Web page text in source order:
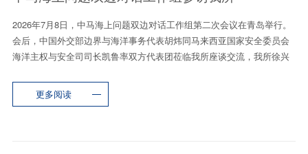
2026年7月8日，中马海上问题双边对话工作组第二次会议在青岛举行。
会后，中国外交部边界与海洋事务代表胡炜同马来西亚国家安全委员会
海洋主权与安全司司长凯鲁率双方代表团莅临我所座谈交流，我所徐兴
更多阅读